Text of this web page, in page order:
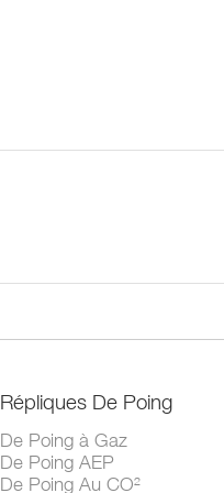
Répliques De Poing
De Poing à Gaz
De Poing AEP
De Poing Au CO²